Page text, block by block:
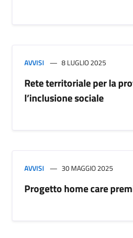
AVVISI 8 LUGLIO 2025
Rete territoriale per la
l’inclusione sociale
AVVISI 30 MAGGIO 2025
Progetto home care